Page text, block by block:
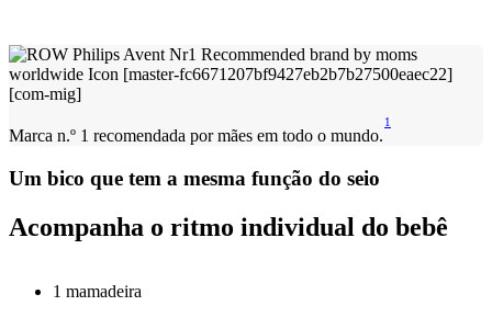
Marca n.º 1 recomendada por mães em todo o mundo.
1
Um bico que tem a mesma função do seio
Acompanha o ritmo individual do bebê
1 mamadeira